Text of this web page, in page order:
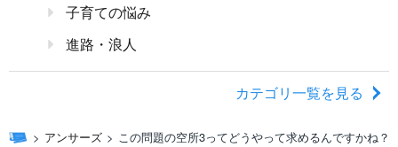
子育ての悩み
進路・浪人
カテゴリ一覧を見る
アンサーズ この問題の空所3ってどうやって求めるんですかね？